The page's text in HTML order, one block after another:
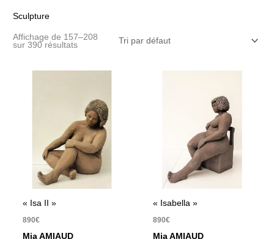
Sculpture
Affichage de 157–208
sur 390 résultats
« Isa II »
890€
Mia AMIAUD
« Isabella »
890€
Mia AMIAUD